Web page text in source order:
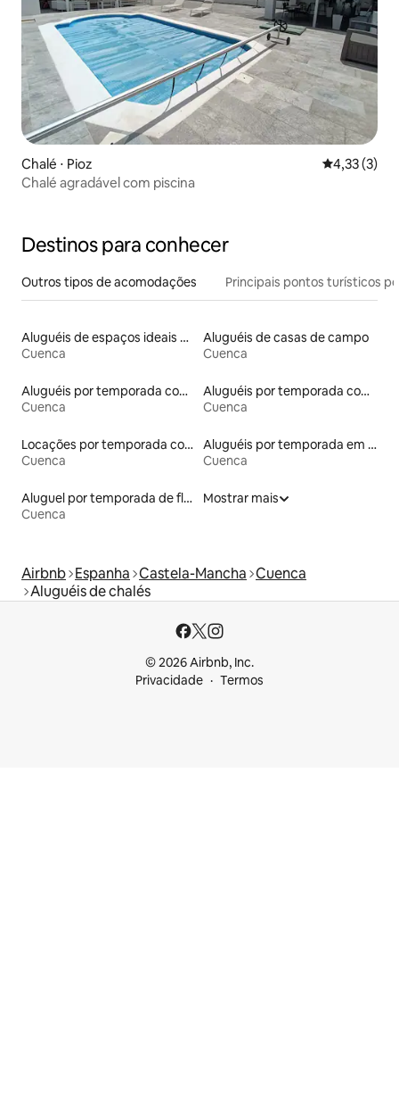
Chalé ⋅ Pioz 4,33 de
4,33 (3)
Chalé agradável com piscina
Destinos para conhecer
Outros tipos de acomodações Principais pontos turísticos
Aluguéis de espaços ideais para famílias
Cuenca
Aluguéis de casas de campo
Cuenca
Aluguéis por temporada com acesso ao lago
Cuenca
Aluguéis por temporada com café da manhã
Cuenca
Locações por temporada com piscina
Cuenca
Aluguéis por temporada em albergue
Cuenca
Aluguel por temporada de flats
Cuenca
Mostrar mais
Airbnb Espanha Castela-Mancha Cuenca
Aluguéis de chalés
© 2026 Airbnb, Inc.
Privacidade
Termos